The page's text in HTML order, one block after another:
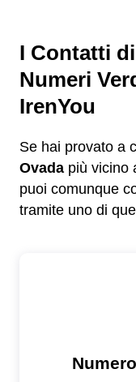
I Contatti
Numeri
IrenYou
Se hai provato a
Ovada più vicino
puoi comunque
tramite uno di